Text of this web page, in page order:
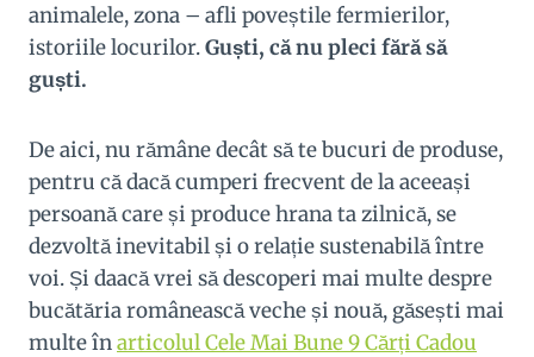
animalele, zona – afli poveștile fermierilor,
istoriile locurilor.Guști, că nu pleci fără să
guști.
De aici, nu rămâne decât să te bucuri de produse,
pentru că dacă cumperi frecvent de la aceeași
persoană care și produce hrana ta zilnică, se
dezvoltă inevitabil și o relație sustenabilă între
voi. Și daacă vrei să descoperi mai multe despre
bucătăria românească veche și nouă, găsești mai
multe înarticolul Cele Mai Bune 9 Cărți Cadou